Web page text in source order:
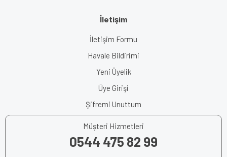
İletişim
İletişim Formu
Havale Bildirimi
Yeni Üyelik
Üye Girişi
Şifremi Unuttum
Müşteri Hizmetleri
0544 475 82 99